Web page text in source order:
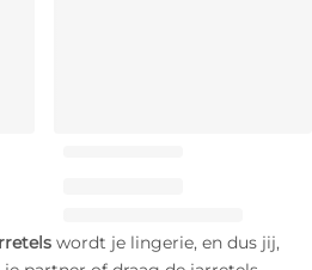
wordt je lingerie, en dus jij,